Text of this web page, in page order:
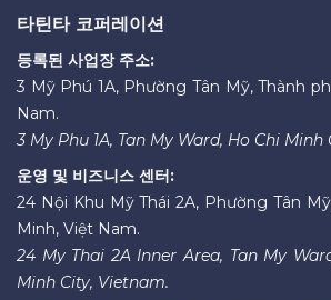
타틴타 코퍼레이션
등록된 사업장 주소:
3 Mỹ Phú 1A, Phường Tân Mỹ, Thành
Nam.
3 My Phu 1A, Tan My Ward, Ho Chi
운영 및 비즈니스 센터:
24 Nội Khu Mỹ Thái 2A, Phường Tân
Minh, Việt Nam.
24 My Thai 2A Inner Area, Tan My
Minh City, Vietnam.